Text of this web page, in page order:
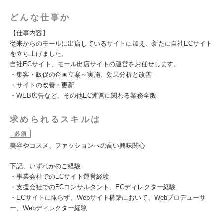
どんな仕事か
【仕事内容】
従来からのモールに出店しているサイトに加え、新たに自社ECサイト
を立ち上げました。
自社ECサイト、モール出店サイトの運営をお任せします。
・集客・販促の企画立案～実施、効果分析と改善
・サイトの改善・更新
・WEB広告など、その他EC運営に関わる業務全般
求められるスキルは
必須
美容やコスメ、ファッションへの高い興味関心
下記、いずれかのご経験
・事業会社でのECサイト運営経験
・支援会社でのECコンサルタント、ECディレクター経験
・ECサイトに限らず、Webサイト構築において、Webプロデューサ
ー、Webディレクター経験